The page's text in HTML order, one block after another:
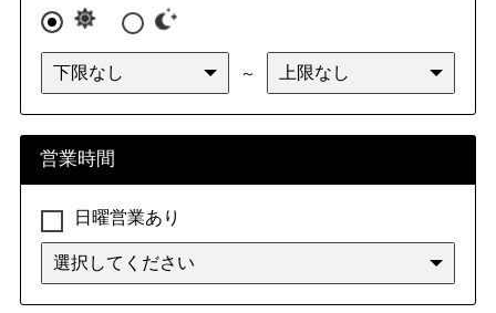
～
営業時間
日曜営業あり